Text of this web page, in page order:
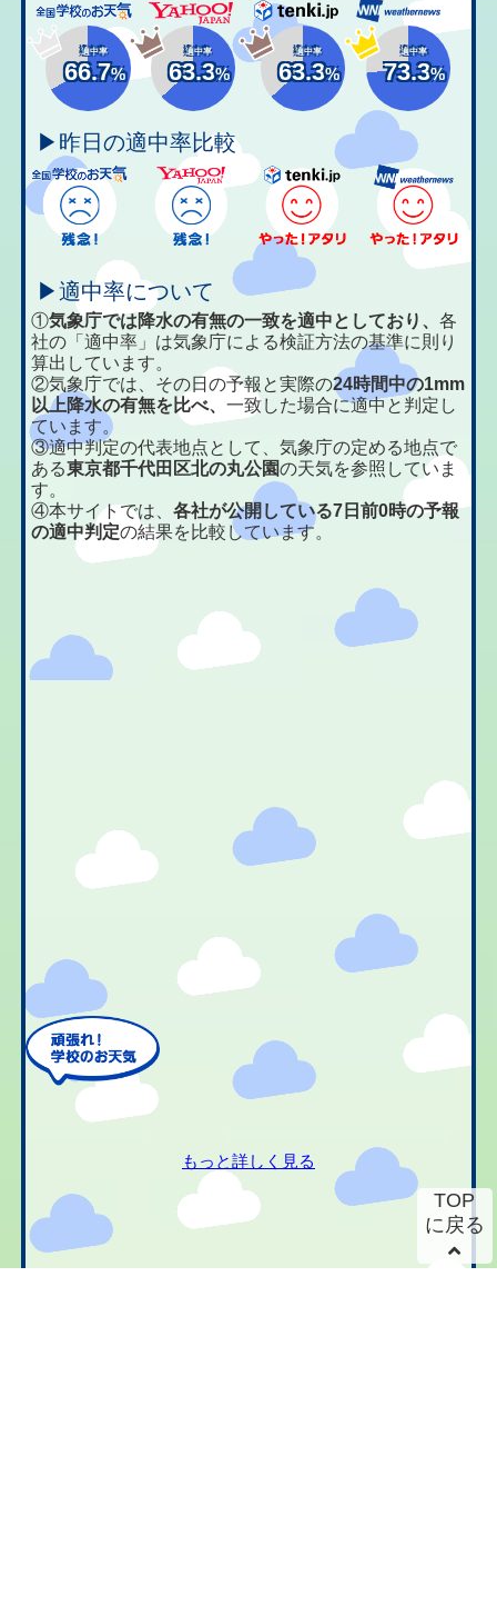
適中率
66.7%
適中率
63.3%
適中率
63.3%
適中率
73.3%
▶昨日の適中率比較
▶適中率について
①気象庁では降水の有無の一致を適中としており、各
社の「適中率」は気象庁による検証方法の基準に則り
算出しています。
②気象庁では、その日の予報と実際の24時間中の1mm
以上降水の有無を比べ、一致した場合に適中と判定し
ています。
③適中判定の代表地点として、気象庁の定める地点で
ある東京都千代田区北の丸公園の天気を参照していま
す。
④本サイトでは、各社が公開している7日前0時の予報
の適中判定の結果を比較しています。
もっと詳しく見る
TOP
に戻る